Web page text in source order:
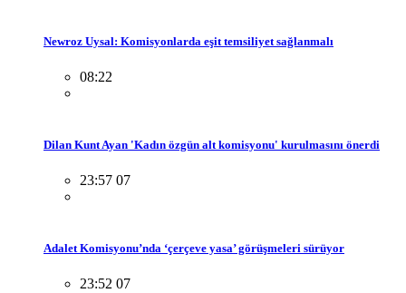
Newroz Uysal: Komisyonlarda eşit temsiliyet sağlanmalı
08:22
Dilan Kunt Ayan 'Kadın özgün alt komisyonu' kurulmasını önerdi
23:57 07
Adalet Komisyonu’nda ‘çerçeve yasa’ görüşmeleri sürüyor
23:52 07